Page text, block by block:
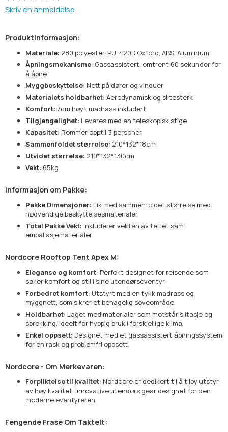
Skriv en anmeldelse
Produktinformasjon:
Materiale: 280 polyester, PU, 420D Oxford, ABS, Aluminium
Åpningsmekanisme: Gassassistert, omtrent 60 sekunder for
å åpne
Myggbeskyttelse: Nett på dører og vinduer
Materialets holdbarhet: Aerodynamisk og slitesterk
Komfort: 7cm høyt madrass inkludert
Tilgjengelighet: Leveres med en teleskopisk stige
Kapasitet: Rommer opptil 3 personer
Sammenfoldet størrelse: 210*132*18cm
Utvidet størrelse: 210*132*130cm
Vekt: 65kg
Informasjon om Pakke:
Pakke Dimensjoner: Lik med sammenfoldet størrelse med
nødvendige beskyttelsesmaterialer
Total Pakke Vekt: Inkluderer vekten av teltet samt
emballasjematerialer
Nordcore Rooftop Tent Apex M:
Eleganse og komfort: Perfekt designet for reisende som
søker komfort og stil i sine utendørseventyr.
Forbedret komfort: Utstyrt med en tykk madrass og
myggnett, som sikrer et behagelig soveområde.
Holdbarhet: Laget med materialer som motstår slitasje og
sprekking, ideelt for hyppig bruk i forskjellige klima.
Enkel oppsett: Designet med et gassassistert åpningssystem
for en rask og problemfri oppsett.
Nordcore - Om Merkevaren:
Forpliktelse til kvalitet: Nordcore er dedikert til å tilby utstyr
av høy kvalitet, innovative utendørs gear designet for den
moderne eventyreren.
Fengende Frase Om Taktelt: